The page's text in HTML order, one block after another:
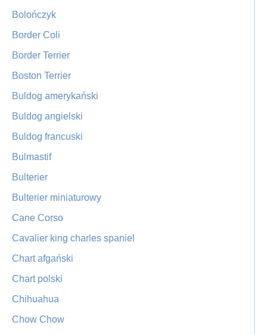
Bolończyk
Border Coli
Border Terrier
Boston Terrier
Buldog amerykański
Buldog angielski
Buldog francuski
Bulmastif
Bulterier
Bulterier miniaturowy
Cane Corso
Cavalier king charles spaniel
Chart afgański
Chart polski
Chihuahua
Chow Chow